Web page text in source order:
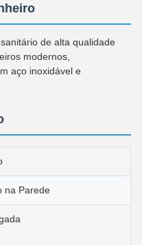
de alta qualidade
modernos,
aço inoxidável e
na Parede